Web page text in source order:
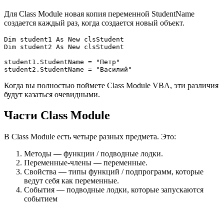
Для Class Module новая копия переменной StudentName
создается каждый раз, когда создается новый объект.
Dim student1 As New clsStudent
Dim student2 As New clsStudent
student1.StudentName = "Петр"
Когда вы полностью поймете Class Module VBA, эти различия
будут казаться очевидными.
Части Class Module
В Class Module есть четыре разных предмета. Это:
Методы — функции / подводные лодки.
Переменные-члены — переменные.
Свойства — типы функций / подпрограмм, которые
ведут себя как переменные.
События — подводные лодки, которые запускаются
событием